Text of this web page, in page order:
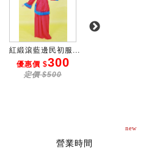
紅緞滾藍邊民初服...
優惠價 $300
定價 $500
new
營業時間